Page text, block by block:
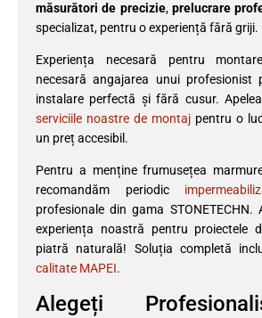
măsurători de precizie,prelucrare
specializat, pentru o experiență fără griji.
Experiența necesară pentru
necesară angajarea unui
instalare perfectă și fără cusur.
serviciile noastre de montaj pentru o
un preț accesibil.
Pentru a menține frumusețea
recomandăm periodic
profesionale din gama STONETECHN.
experiența noastră pentru proiectele
piatră naturală! Soluția completă
calitate MAPEI.
Alegeți